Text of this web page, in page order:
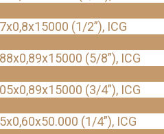
(1/2”), ICG
(5/8”), ICG
(3/4”), ICG
(1/4”), ICG